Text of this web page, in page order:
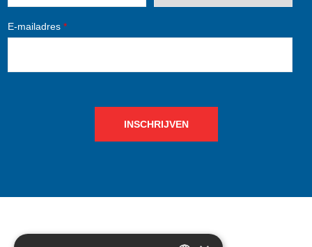
E-mailadres *
INSCHRIJVEN